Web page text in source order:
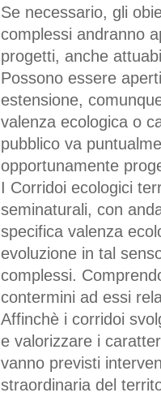
Se necessario, gli
complessi andranno
progetti, anche
Possono essere
estensione,
valenza ecologica o
pubblico va
opportunamente
I Corridoi ecologici
seminaturali, con
specifica valenza
evoluzione in tal
complessi.
contermini ad essi
Affinchè i corridoi
e valorizzare i
vanno previsti
straordinaria del